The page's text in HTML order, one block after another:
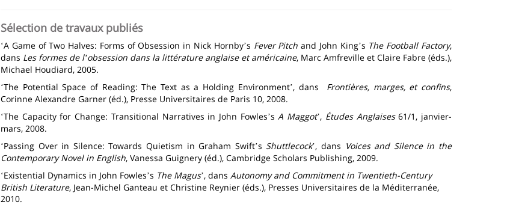
Sélection de travaux publiés
‘A Game of Two Halves: Forms of Obsession in Nick Hornby’s Fever Pitch and John King’s The Football Factory,
dans Les formes de l’obsession dans la littérature anglaise et américaine, Marc Amfreville et Claire Fabre (éds.),
Michael Houdiard, 2005.
‘The Potential Space of Reading: The Text as a Holding Environment’, dans Frontières, marges, et confins,
Corinne Alexandre Garner (éd.), Presse Universitaires de Paris 10, 2008.
‘The Capacity for Change: Transitional Narratives in John Fowles’sA Maggot’, Études Anglaises61/1, janvier-
mars, 2008.
‘Passing Over in Silence: Towards Quietism in Graham Swift’s Shuttlecock’, dans Voices and Silence in the
Contemporary Novel in English, Vanessa Guignery (éd.), Cambridge Scholars Publishing, 2009.
‘Existential Dynamics in John Fowles’s The Magus’, dans Autonomy and Commitment in Twentieth-Century
British Literature, Jean-Michel Ganteau et Christine Reynier (éds.), Presses Universitaires de la Méditerranée,
2010.